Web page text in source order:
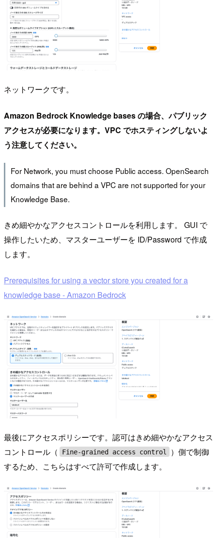
ネットワークです。
Amazon Bedrock Knowledge bases の場合、パブリック
アクセスが必要になります。VPC でホスティングしないよ
う注意してください。
For Network, you must choose Public access. OpenSearch
domains that are behind a VPC are not supported for your
Knowledge Base.
きめ細やかなアクセスコントロールを利用します。 GUI で
操作したいため、マスターユーザーを ID/Password で作成
します。
Prerequisites for using a vector store you created for a
knowledge base - Amazon Bedrock
最後にアクセスポリシーです。認可はきめ細やかなアクセス
コントロール（
Fine-grained access control
）側で制御
するため、こちらはすべて許可で作成します。